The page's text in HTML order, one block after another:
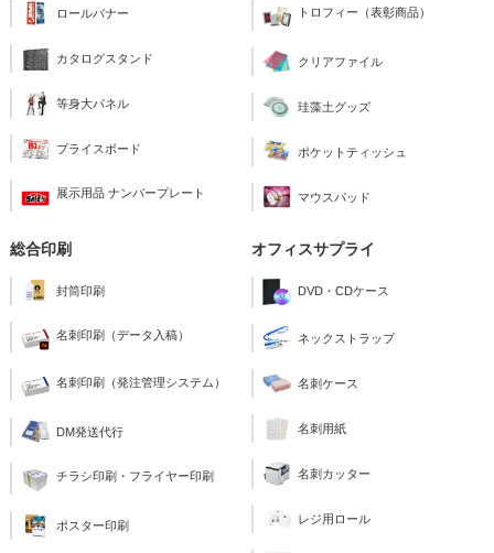
ロールバナー
カタログスタンド
等身大パネル
プライスボード
展示用品 ナンバープレート
トロフィー（表彰商品）
クリアファイル
珪藻土グッズ
ポケットティッシュ
マウスパッド
総合印刷
封筒印刷
名刺印刷（データ入稿）
名刺印刷（発注管理システム）
DM発送代行
チラシ印刷・フライヤー印刷
ポスター印刷
オフィスサプライ
DVD・CDケース
ネックストラップ
名刺ケース
名刺用紙
名刺カッター
レジ用ロール